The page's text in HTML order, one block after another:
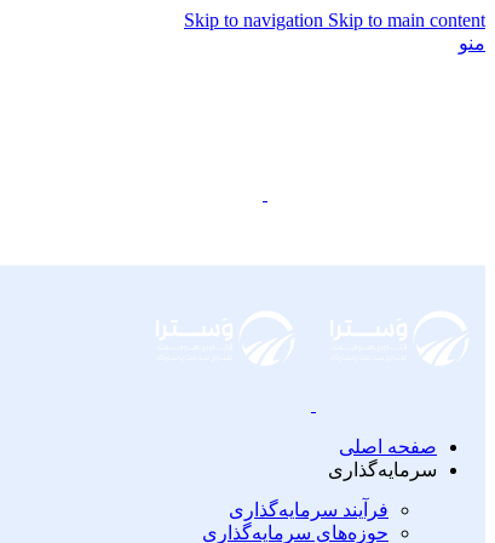
Skip to navigation Skip to main content
منو
صفحه اصلی
سرمایه‌گذاری
فرآیند سرمایه‌گذاری
حوزه‌های سرمایه‌گذاری